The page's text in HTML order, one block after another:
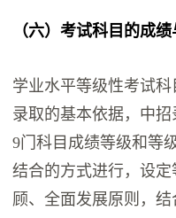
（六）考试科目的成绩
学业水平等级性考试
录取的基本依据，中
9门科目成绩等级和等
结合的方式进行，设
顾、全面发展原则，